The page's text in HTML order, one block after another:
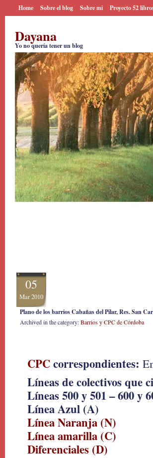
Home Sobre el blog Sobre mi Proyecto 52
Dayana
Yo no quería tener un blog
05
Mar 2010
Plano de los barrios Cabañas del Pilar, Res. San
Archived in the category:Barrios y CPC de Córdoba
CPCcorrespondientes:
Líneas de colectivos que
Líneas 500 y 501 – 600 y
Línea Azul (A)
Línea Naranja (N)
Línea amarilla (C)
Diferenciales (D)